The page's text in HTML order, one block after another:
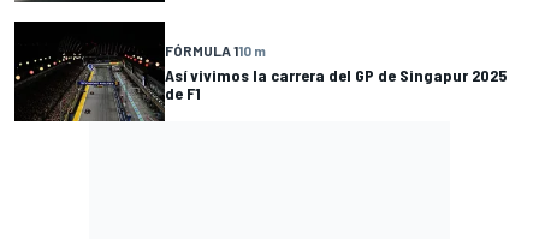
FÓRMULA 110 m
Así vivimos la carrera del GP de Singapur 2025
de F1